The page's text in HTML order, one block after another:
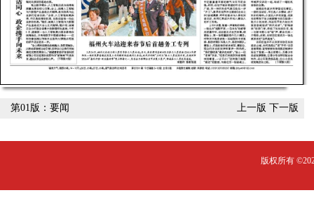
第01版：要闻 上一版 下一版
版权所有